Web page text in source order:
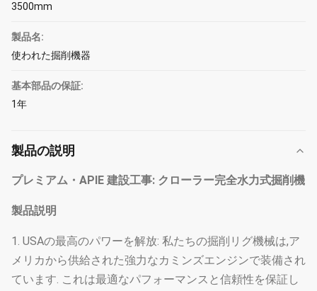
3500mm
製品名:
使われた掘削機器
基本部品の保証:
1年
製品の説明
プレミアム・APIE 建設工事: クローラー完全水力式掘削機
製品説明
1. USAの最高のパワーを解放: 私たちの掘削リグ機械は,ア
メリカから供給された強力なカミンズエンジンで装備され
ています. これは最適なパフォーマンスと信頼性を保証し